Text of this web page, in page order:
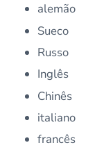
alemão
Sueco
Russo
Inglês
Chinês
italiano
francês